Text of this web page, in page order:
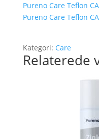
Pureno Care Teflon
Pureno Care Teflon
Kategori: Care
Relaterede